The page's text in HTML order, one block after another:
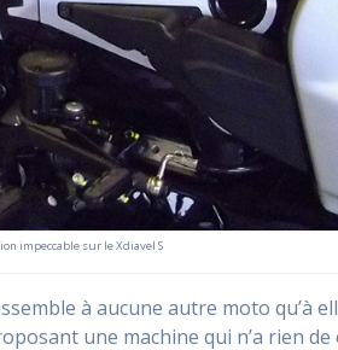
impeccable sur le Xdiavel S
à aucune autre moto qu’à
une machine qui n’a rien